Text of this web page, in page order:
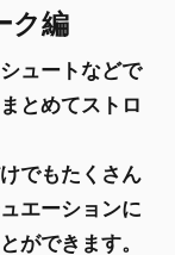
ク編
ュートなどで
とめてストロ
でもたくさん
エーションに
ができます。